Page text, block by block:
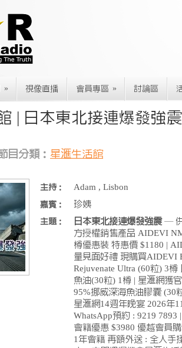
» 視像直播 會員專區 » 討論區
| 日本東北接連爆發強
目分類： 星滙生活館
主持： Adam , Lisbon
嘉賓： 珍姨
主題： 日本東北接連爆發強震— 供
方授權銷售產品 AIDEVI
樽優惠裝 特惠價 $1180 |
量見面好禮 現購買AIDEVI
Rejuvenate Ultra (60粒) 3
魚油(30粒) 1樽 | 星滙網獲
95%挪威深海魚油膠囊 (30
星滙網14週年晚宴 2026年
WhatsApp預約 : 9219
會籍優惠 $3980 優越會員
1年會籍 再額外送 : 全人手